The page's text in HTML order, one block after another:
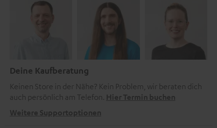
Deine Kaufberatung
Keinen Store in der Nähe? Kein Problem, wir beraten dich
auch persönlich am Telefon. Hier Termin buchen
Weitere Supportoptionen